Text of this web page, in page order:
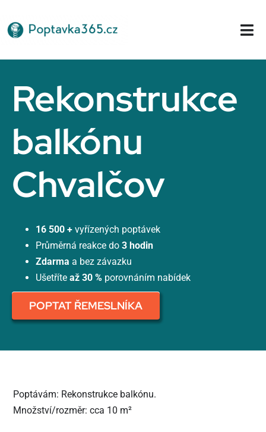
na
obsah
Rekonstrukce
balkónu
Chvalčov
16 500 + vyřízených poptávek
Průměrná reakce do 3 hodin
Zdarma a bez závazku
Ušetříte až 30 %porovnáním nabídek
POPTAT ŘEMESLNÍKA
Poptávám: Rekonstrukce balkónu.
Množství/rozměr: cca 10 m²